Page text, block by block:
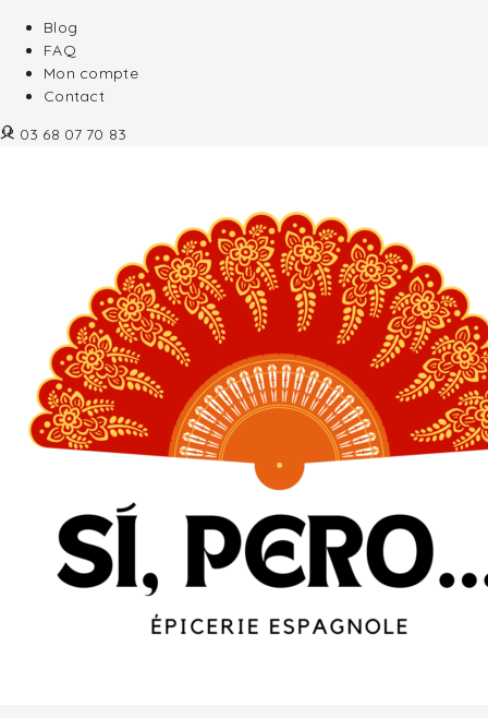
Blog
FAQ
Mon compte
Contact
03 68 07 70 83